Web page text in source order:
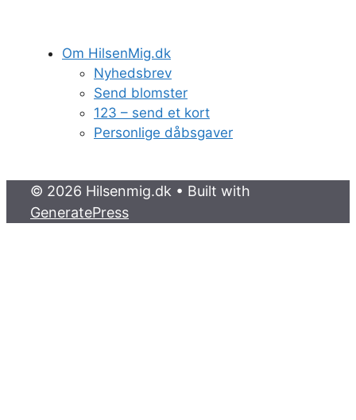
Om HilsenMig.dk
Nyhedsbrev
Send blomster
123 – send et kort
Personlige dåbsgaver
© 2026 Hilsenmig.dk • Built with
GeneratePress